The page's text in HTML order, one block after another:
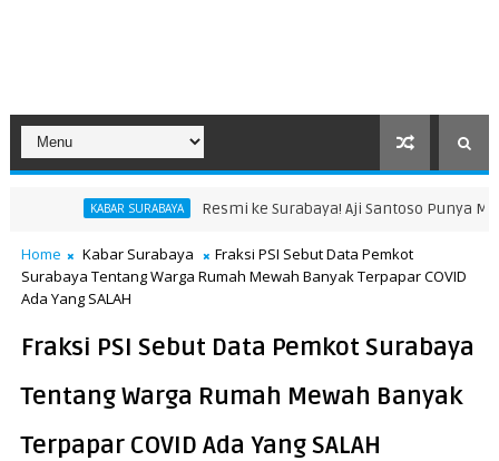
Resmi ke Surabaya! Aji Santoso Punya Misi Besar Bersama
Home Kabar Surabaya
Fraksi PSI Sebut Data Pemkot
Surabaya Tentang Warga Rumah Mewah Banyak Terpapar COVID
Ada Yang SALAH
Fraksi PSI Sebut Data Pemkot Surabaya
Tentang Warga Rumah Mewah Banyak
Terpapar COVID Ada Yang SALAH